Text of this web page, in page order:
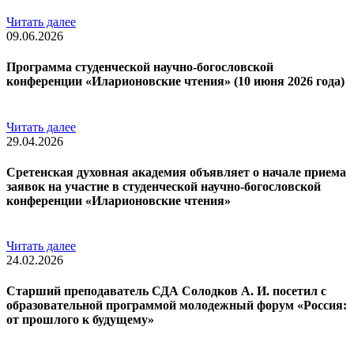
Читать далее
09.06.2026
Программа студенческой научно-богословской
конференции «Иларионовские чтения» (10 июня 2026 года)
Читать далее
29.04.2026
Сретенская духовная академия объявляет о начале приема
заявок на участие в студенческой научно-богословской
конференции «Иларионовские чтения»
Читать далее
24.02.2026
Старший преподаватель СДА Солодков А. И. посетил с
образовательной программой молодежный форум «Россия:
от прошлого к будущему»